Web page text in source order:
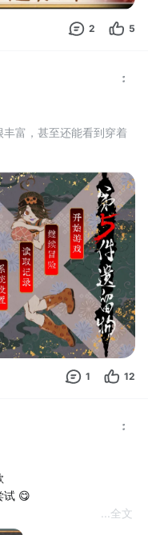
2 5
富，甚至还能看到穿着
1 12
试 😋
全文